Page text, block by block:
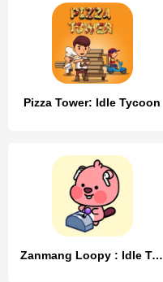
Pizza Tower: Idle Tycoon
Zanmang Loopy : Idle Tycoon